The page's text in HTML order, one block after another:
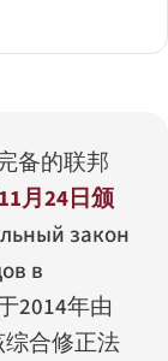
备的联邦
月24日颁
закон
в
2014年由
合修正法